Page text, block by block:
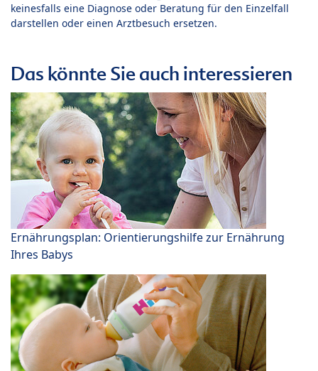
keinesfalls eine Diagnose oder Beratung für den Einzelfall
darstellen oder einen Arztbesuch ersetzen.
Das könnte Sie auch interessieren
Ernährungsplan: Orientierungshilfe zur Ernährung
Ihres Babys